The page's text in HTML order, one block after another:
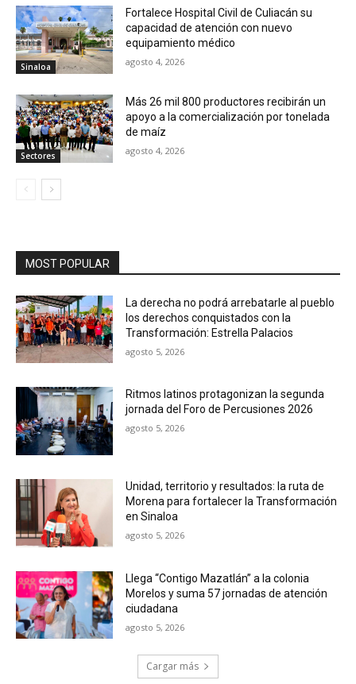
Sinaloa
Fortalece Hospital Civil de Culiacán su
capacidad de atención con nuevo
equipamiento médico
agosto 4, 2026
Sectores
Más 26 mil 800 productores recibirán un
apoyo a la comercialización por tonelada
de maíz
agosto 4, 2026
MOST POPULAR
La derecha no podrá arrebatarle al pueblo
los derechos conquistados con la
Transformación: Estrella Palacios
agosto 5, 2026
Ritmos latinos protagonizan la segunda
jornada del Foro de Percusiones 2026
agosto 5, 2026
Unidad, territorio y resultados: la ruta de
Morena para fortalecer la Transformación
en Sinaloa
agosto 5, 2026
Llega “Contigo Mazatlán” a la colonia
Morelos y suma 57 jornadas de atención
ciudadana
agosto 5, 2026
Cargar más